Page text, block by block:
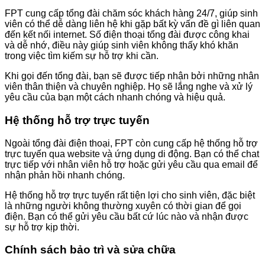
FPT cung cấp tổng đài chăm sóc khách hàng 24/7, giúp sinh
viên có thể dễ dàng liên hệ khi gặp bất kỳ vấn đề gì liên quan
đến kết nối internet. Số điện thoại tổng đài được công khai
và dễ nhớ, điều này giúp sinh viên không thấy khó khăn
trong việc tìm kiếm sự hỗ trợ khi cần.
Khi gọi đến tổng đài, bạn sẽ được tiếp nhận bởi những nhân
viên thân thiện và chuyên nghiệp. Họ sẽ lắng nghe và xử lý
yêu cầu của bạn một cách nhanh chóng và hiệu quả.
Hệ thống hỗ trợ trực tuyến
Ngoài tổng đài điện thoại, FPT còn cung cấp hệ thống hỗ trợ
trực tuyến qua website và ứng dụng di động. Bạn có thể chat
trực tiếp với nhân viên hỗ trợ hoặc gửi yêu cầu qua email để
nhận phản hồi nhanh chóng.
Hệ thống hỗ trợ trực tuyến rất tiện lợi cho sinh viên, đặc biệt
là những người không thường xuyên có thời gian để gọi
điện. Bạn có thể gửi yêu cầu bất cứ lúc nào và nhận được
sự hỗ trợ kịp thời.
Chính sách bảo trì và sửa chữa